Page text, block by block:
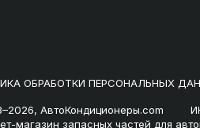
ОБРАБОТКИ ПЕРСОНАЛЬНЫХ
АвтоКондиционеры.com
магазин запасных частей для